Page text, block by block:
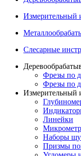
Измерительный
Слесарные
Фрезы по
Фрезы по
Измерительный
Линейки
Наборы
Призмы